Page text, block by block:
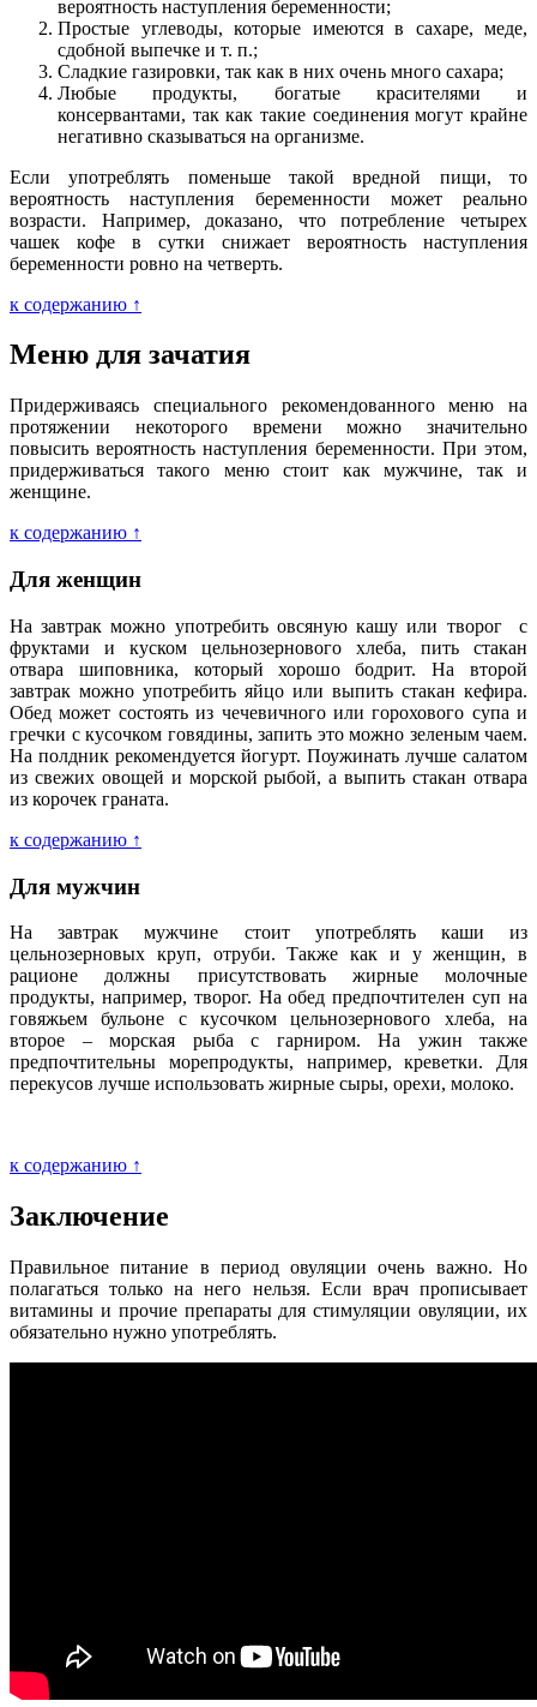
вероятность наступления беременности;
Простые углеводы, которые имеются в сахаре, меде,
сдобной выпечке и т. п.;
Сладкие газировки, так как в них очень много сахара;
Любые продукты, богатые красителями и
консервантами, так как такие соединения могут крайне
негативно сказываться на организме.
Если употреблять поменьше такой вредной пищи, то
вероятность наступления беременности может реально
возрасти. Например, доказано, что потребление четырех
чашек кофе в сутки снижает вероятность наступления
беременности ровно на четверть.
к содержанию ↑
Меню для зачатия
Придерживаясь специального рекомендованного меню на
протяжении некоторого времени можно значительно
повысить вероятность наступления беременности. При этом,
придерживаться такого меню стоит как мужчине, так и
женщине.
к содержанию ↑
Для женщин
На завтрак можно употребить овсяную кашу или творог с
фруктами и куском цельнозернового хлеба, пить стакан
отвара шиповника, который хорошо бодрит. На второй
завтрак можно употребить яйцо или выпить стакан кефира.
Обед может состоять из чечевичного или горохового супа и
гречки с кусочком говядины, запить это можно зеленым чаем.
На полдник рекомендуется йогурт. Поужинать лучше салатом
из свежих овощей и морской рыбой, а выпить стакан отвара
из корочек граната.
к содержанию ↑
Для мужчин
На завтрак мужчине стоит употреблять каши из
цельнозерновых круп, отруби. Также как и у женщин, в
рационе должны присутствовать жирные молочные
продукты, например, творог. На обед предпочтителен суп на
говяжьем бульоне с кусочком цельнозернового хлеба, на
второе – морская рыба с гарниром. На ужин также
предпочтительны морепродукты, например, креветки. Для
перекусов лучше использовать жирные сыры, орехи, молоко.
к содержанию ↑
Заключение
Правильное питание в период овуляции очень важно. Но
полагаться только на него нельзя. Если врач прописывает
витамины и прочие препараты для стимуляции овуляции, их
обязательно нужно употреблять.